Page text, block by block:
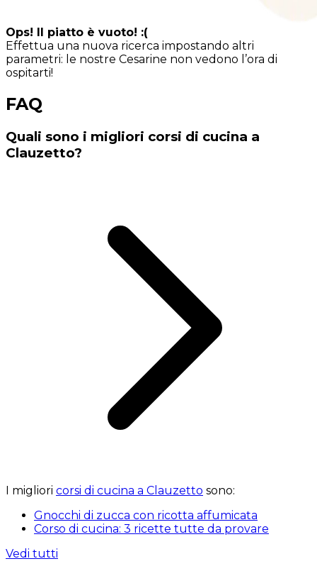
Ops! Il piatto è vuoto! :(
Effettua una nuova ricerca impostando altri
parametri: le nostre Cesarine non vedono l’ora di
ospitarti!
FAQ
Quali sono i migliori corsi di cucina a
Clauzetto?
I migliori corsi di cucina a Clauzetto sono:
Gnocchi di zucca con ricotta affumicata
Corso di cucina: 3 ricette tutte da provare
Vedi tutti